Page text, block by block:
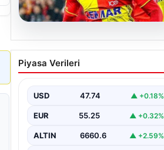
07.08.2026
Göztepe para basacak!
Yine dev satış geliyor
Piyasa Verileri
USD 47.74 ▲ +0.18%
EUR 55.25 ▲ +0.32%
ALTIN 6660.6 ▲ +2.59%